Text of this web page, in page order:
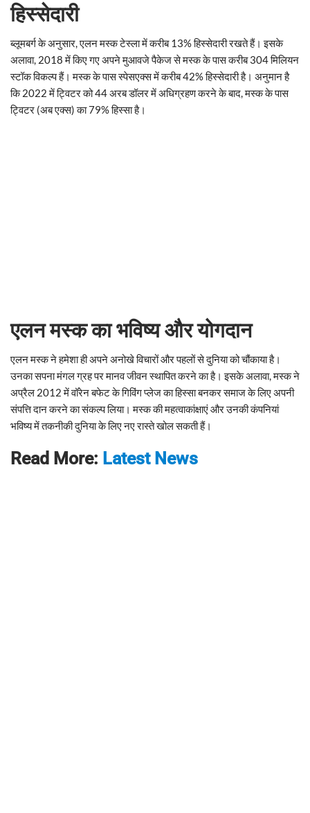
हिस्सेदारी
ब्लूमबर्ग के अनुसार, एलन मस्क टेस्ला में करीब 13% हिस्सेदारी रखते हैं। इसके
अलावा, 2018 में किए गए अपने मुआवजे पैकेज से मस्क के पास करीब 304 मिलियन
स्टॉक विकल्प हैं। मस्क के पास स्पेसएक्स में करीब 42% हिस्सेदारी है। अनुमान है
कि 2022 में ट्विटर को 44 अरब डॉलर में अधिग्रहण करने के बाद, मस्क के पास
ट्विटर (अब एक्स) का 79% हिस्सा है।
एलन मस्क का भविष्य और योगदान
एलन मस्क ने हमेशा ही अपने अनोखे विचारों और पहलों से दुनिया को चौंकाया है।
उनका सपना मंगल ग्रह पर मानव जीवन स्थापित करने का है। इसके अलावा, मस्क ने
अप्रैल 2012 में वॉरेन बफेट के गिविंग प्लेज का हिस्सा बनकर समाज के लिए अपनी
संपत्ति दान करने का संकल्प लिया। मस्क की महत्वाकांक्षाएं और उनकी कंपनियां
भविष्य में तकनीकी दुनिया के लिए नए रास्ते खोल सकती हैं।
Read More: Latest News